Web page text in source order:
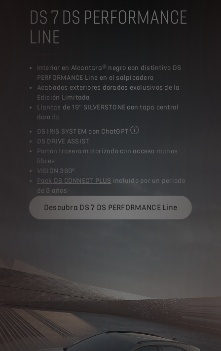
DS 7 DS PERFORMANCE
LINE
Interior en Alcantara® negro con distintivo DS
PERFORMANCE Line en el salpicadero
Acabados exteriores dorados exclusivos de la
Edición Limitada
Llantas de 19" SILVERSTONE con tapa central
dorada
DS IRIS SYSTEM con ChatGPT
DS DRIVE ASSIST
Portón trasero motorizado con acceso manos
libres
VISIÓN 360º
Pack DS CONNECT PLUS incluido por un periodo
de 3 años
Descubra DS 7 DS PERFORMANCE Line